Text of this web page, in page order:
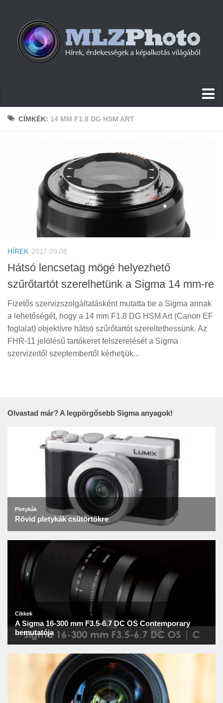
Hírek
Firmware
Tudástár
Tanácsok
Érdekességek
Helyszíni Riport
E-BB
CÍMKÉK: 14 MM F1.8 DG HSM ART
HÍREK 2017.09.08
Hátsó lencsetag mögé helyezhető
szűrőtartót szerelhetünk a Sigma 14 mm-re
Fizetős szervizszolgáltatásként mutatta be a Sigma annak
a lehetőségét, hogy a 14 mm F1.8 DG HSM Art (Canon EF
foglalat) objektívre hátsó szűrőtartót szereltethessünk. Az
FHR-11 jelölésű tartókeret felszerelését a Sigma
szervizeitől szeptembertől kérhetjük...
Olvastad már? A legpörgősebb Sigma anyagok!